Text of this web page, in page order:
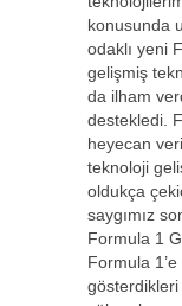
konusunda
odaklı yeni
gelişmiş
da ilham
destekledi.
heyecan
teknoloji
oldukça
saygımız
Formula 1
Formula 1’e
gösterdikleri